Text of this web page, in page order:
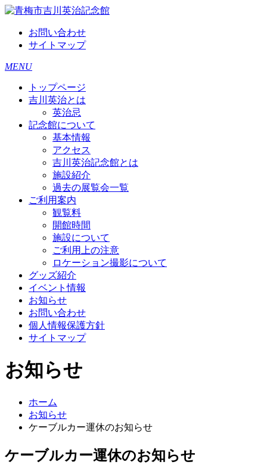
お問い合わせ
サイトマップ
MENU
トップページ
吉川英治とは
英治忌
記念館について
基本情報
アクセス
吉川英治記念館とは
施設紹介
過去の展覧会一覧
ご利用案内
観覧料
開館時間
施設について
ご利用上の注意
ロケーション撮影について
グッズ紹介
イベント情報
お知らせ
お問い合わせ
個人情報保護方針
サイトマップ
お知らせ
ホーム
お知らせ
ケーブルカー運休のお知らせ
ケーブルカー運休のお知らせ